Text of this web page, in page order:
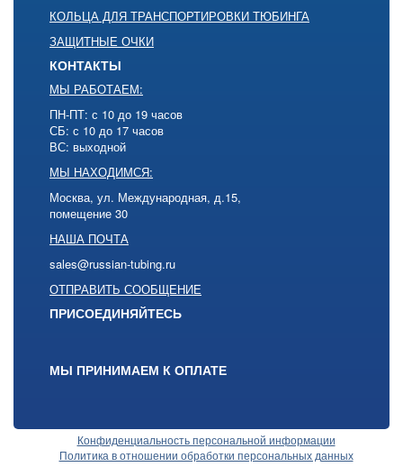
КОЛЬЦА ДЛЯ ТРАНСПОРТИРОВКИ ТЮБИНГА
ЗАЩИТНЫЕ ОЧКИ
КОНТАКТЫ
МЫ РАБОТАЕМ:
ПН-ПТ: с 10 до 19 часов
СБ: с 10 до 17 часов
ВС: выходной
МЫ НАХОДИМСЯ:
Москва, ул. Международная, д.15,
помещение 30
НАША ПОЧТА
sales@russian-tubing.ru
ОТПРАВИТЬ СООБЩЕНИЕ
ПРИСОЕДИНЯЙТЕСЬ
МЫ ПРИНИМАЕМ К ОПЛАТЕ
Конфиденциальность персональной информации
Политика в отношении обработки персональных данных